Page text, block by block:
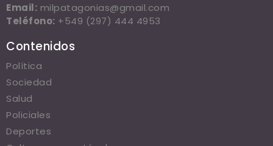
Email: milpatagonias@gmail.com
Teléfono: +549 (297) 444 4953
Contenidos
Política
Sociedad
Salud
Policiales
Deportes